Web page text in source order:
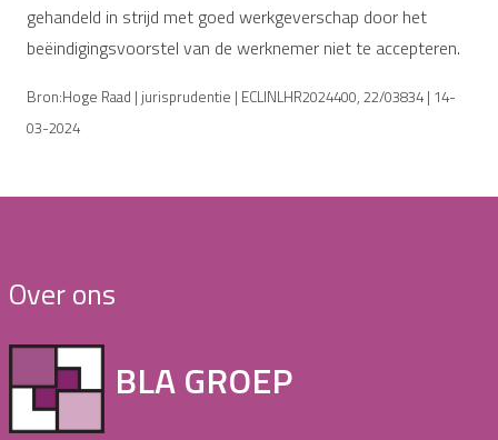
gehandeld in strijd met goed werkgeverschap door het
beëindigingsvoorstel van de werknemer niet te accepteren.
Bron:Hoge Raad | jurisprudentie | ECLINLHR2024400, 22/03834 | 14-
03-2024
Over ons
BLA GROEP